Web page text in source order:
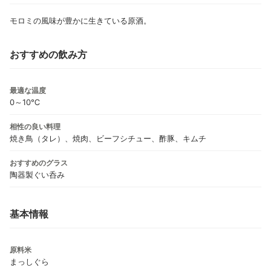
モロミの風味が豊かに生きている原酒。
おすすめの飲み方
最適な温度
0～10℃
相性の良い料理
焼き鳥（タレ）、焼肉、ビーフシチュー、酢豚、キムチ
おすすめのグラス
陶器製ぐい呑み
基本情報
原料米
まっしぐら